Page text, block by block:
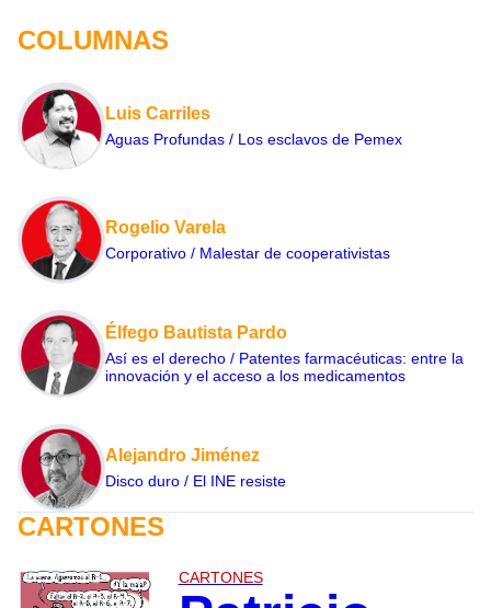
COLUMNAS
Luis Carriles
Aguas Profundas / Los esclavos de Pemex
Rogelio Varela
Corporativo / Malestar de cooperativistas
Élfego Bautista Pardo
Así es el derecho / Patentes farmacéuticas: entre la
innovación y el acceso a los medicamentos
Alejandro Jiménez
Disco duro / El INE resiste
CARTONES
CARTONES